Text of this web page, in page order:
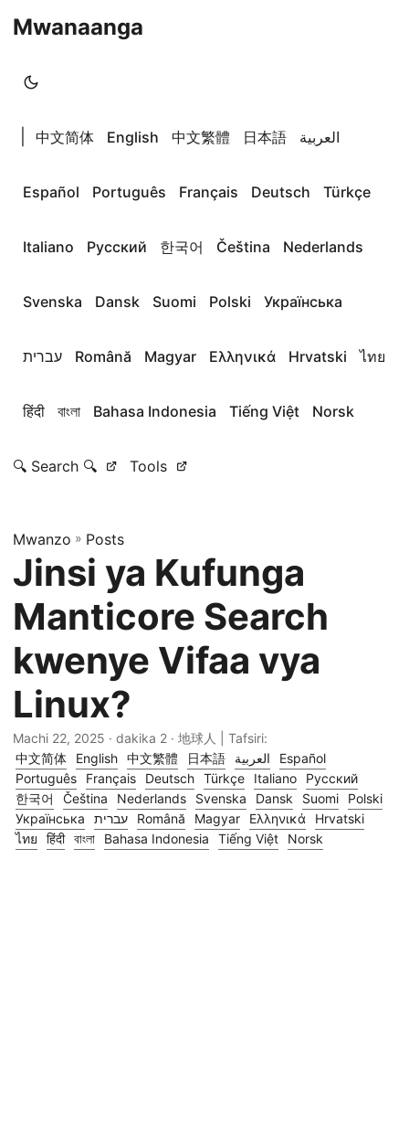
Mwanaanga
中文简体 English 中文繁體 日本語 العربية
Español Português Français Deutsch Türkçe
Italiano Русский 한국어 Čeština Nederlands
Svenska Dansk Suomi Polski Українська
עברית Română Magyar Ελληνικά Hrvatski ไทย
हिंदी বাংলা Bahasa Indonesia Tiếng Việt Norsk
🔍 Search 🔍 Tools
Mwanzo » Posts
Jinsi ya Kufunga
Manticore Search
kwenye Vifaa vya
Linux?
Machi 22, 2025 · dakika 2 · 地球人 | Tafsiri:
中文简体
English 中文繁體 日本語 العربية
Español
Português
Français Deutsch Türkçe Italiano
Русский
한국어
Čeština Nederlands Svenska Dansk Suomi
Polski
Українська
עברית Română Magyar Ελληνικά
Hrvatski
ไทย
हिंदी বাংলা Bahasa Indonesia Tiếng Việt Norsk